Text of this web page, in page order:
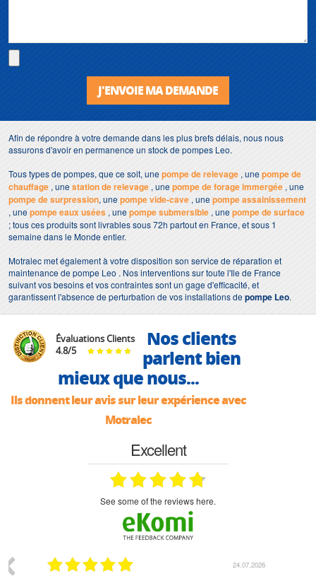
J'ENVOIE MA DEMANDE
Afin de répondre à votre demande dans les plus brefs délais, nous nous
assurons d'avoir en permanence un stock de pompes Leo.
Tous types de pompes, que ce soit, unepompe de relevage , unepompe de
chauffage , unestation de relevage , unepompe de forage immergée , une
pompe de surpression, unepompe vide-cave , unepompe assainissement
, unepompe eaux usées , unepompe submersible , unepompe de surface
; tous ces produits sont livrables sous 72h partout en France, et sous 1
semaine dans le Monde entier.
Motralec met également à votre disposition son service de réparation et
maintenance de pompe Leo . Nos interventions sur toute l'Ile de France
suivant vos besoins et vos contraintes sont un gage d'efficacité, et
garantissent l'absence de perturbation de vos installations depompe Leo.
Évaluations Clients
4.8/5
Nos clients
parlent bien
mieux que nous...
Ils donnent leur avis sur leur expérience avec
Motralec
Excellent
see some of the reviews here.
24.07.2026